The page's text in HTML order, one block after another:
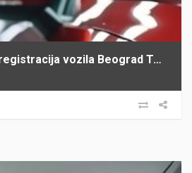
Tehnički pregled i registracija vozila Beograd Top Heel Tim Group